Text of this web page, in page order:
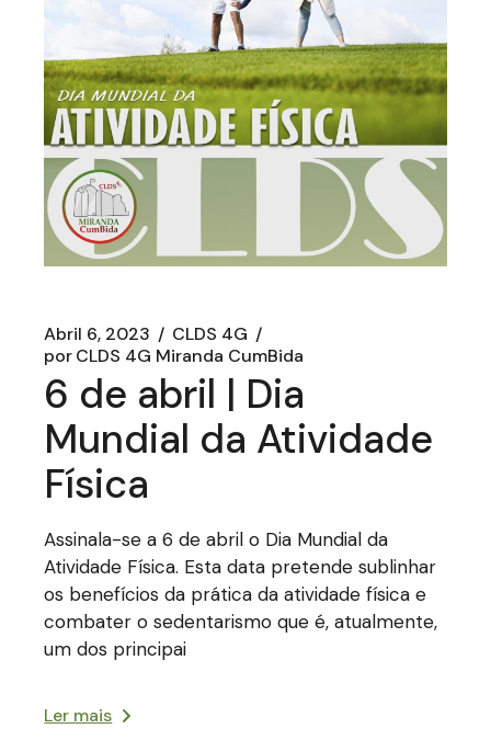
Abril 6, 2023
CLDS 4G
porCLDS 4G Miranda CumBida
6 de abril | Dia
Mundial da Atividade
Física
Assinala-se a 6 de abril o Dia Mundial da
Atividade Física. Esta data pretende sublinhar
os benefícios da prática da atividade física e
combater o sedentarismo que é, atualmente,
um dos principai
Ler mais